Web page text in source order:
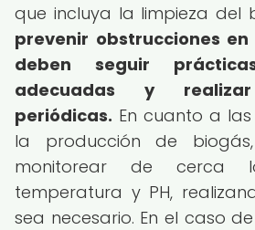
que incluya la limpieza del
prevenir obstrucciones
deben seguir
adecuadas y realizar
periódicas. En cuanto a
la producción de
monitorear de cerca
temperatura y PH,
sea necesario. En el caso